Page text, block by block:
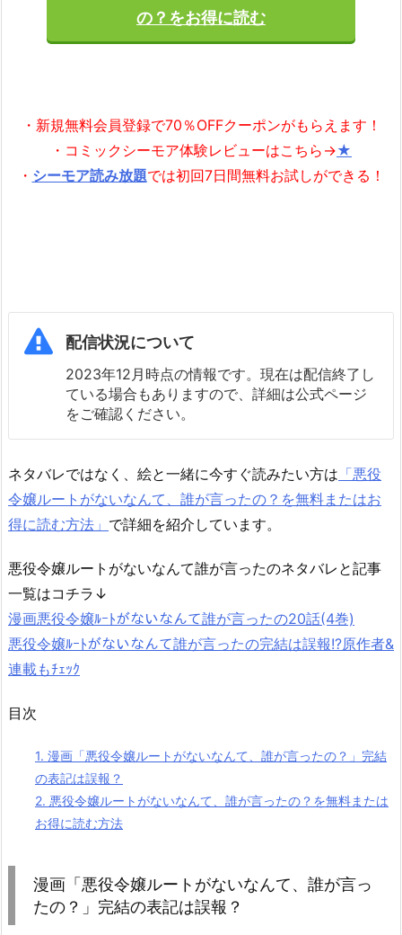
の？をお得に読む
・新規無料会員登録で70％OFFクーポンがもらえます！
・コミックシーモア体験レビューはこちら→★
・ シーモア読み放題では初回7日間無料お試しができる！
配信状況について
2023年12月時点の情報です。現在は配信終了し
ている場合もありますので、詳細は公式ページ
をご確認ください。
ネタバレではなく、絵と一緒に今すぐ読みたい方は 「悪役
令嬢ルートがないなんて、誰が言ったの？を無料またはお
得に読む方法」 で詳細を紹介しています。
悪役令嬢ルートがないなんて誰が言ったのネタバレと記事
一覧はコチラ↓
漫画悪役令嬢ﾙｰﾄがないなんて誰が言ったの20話(4巻)
悪役令嬢ﾙｰﾄがないなんて誰が言ったの完結は誤報!?原作者&
連載もﾁｪｯｸ
目次
1. 漫画「悪役令嬢ルートがないなんて、誰が言ったの？」完結
の表記は誤報？
2. 悪役令嬢ルートがないなんて、誰が言ったの？を無料または
お得に読む方法
漫画「悪役令嬢ルートがないなんて、誰が言っ
たの？」完結の表記は誤報？